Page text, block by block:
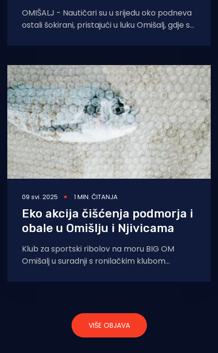
OMIŠALJ - Nautičari su u srijedu oko podneva
ostali šokirani, pristajući u luku Omišalj, gdje su
09 svi. 2025 1 MIN. ČITANJA
Eko akcija čišćenja podmorja i
obale u Omišlju i Njivicama
Klub za sportski ribolov na moru BIG OM
Omišalj u suradnji s ronilačkim klubom
VIŠE OBJAVA